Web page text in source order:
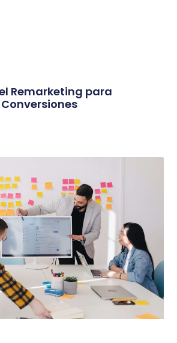
Remarketing para